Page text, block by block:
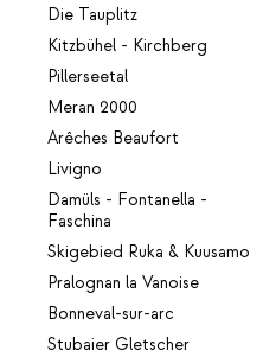
Die Tauplitz
Kitzbühel - Kirchberg
Pillerseetal
Meran 2000
Arêches Beaufort
Livigno
Damüls - Fontanella -
Faschina
Skigebied Ruka & Kuusamo
Pralognan la Vanoise
Bonneval-sur-arc
Stubaier Gletscher